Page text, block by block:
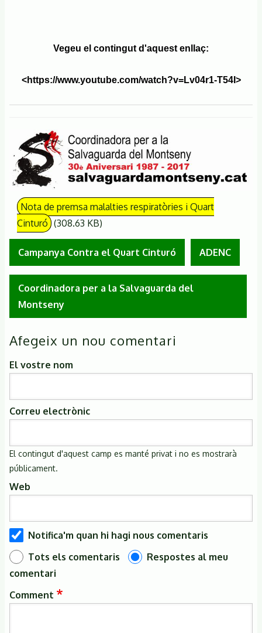
Vegeu el contingut d'aquest enllaç:
<https://www.youtube.com/watch?v=Lv04r1-T54I>
Nota de premsa malalties respiratòries i Quart
Cinturó (308.63 KB)
Campanya Contra el Quart Cinturó ADENC
Coordinadora per a la Salvaguarda del
Montseny
Afegeix un nou comentari
El vostre nom
Correu electrònic
El contingut d'aquest camp es manté privat i no es mostrarà
públicament.
Web
Notifica'm quan hi hagi nous comentaris
Tots els comentaris
Respostes al meu
comentari
Comment